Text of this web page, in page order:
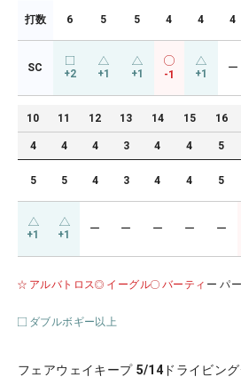
打数 6 5 5 4 4 4
SC +2 +1 +1 -1 +1 ー
10 11 12 13 14 15 16
4 4 4 3 4 4 5
5 5 4 3 4 4 5
+1 +1 ー ー ー ー ー
アルバトロス イーグル バーティ ー パ
ダブルボギー以上
フェアウェイキープ 5/14 ドライビン